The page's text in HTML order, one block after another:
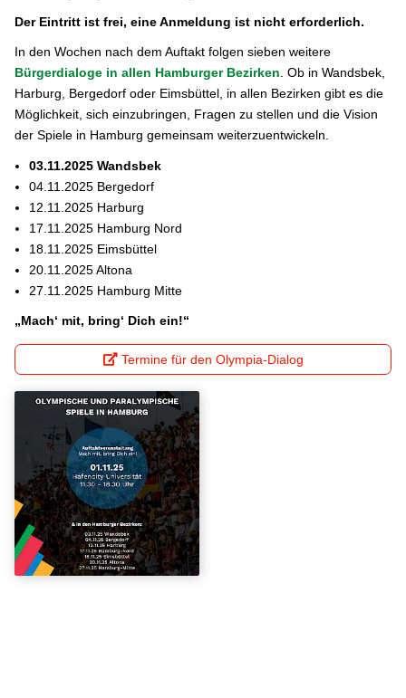
Der Eintritt ist frei, eine Anmeldung ist nicht erforderlich.
In den Wochen nach dem Auftakt folgen sieben weitere
Bürgerdialoge in allen Hamburger Bezirken. Ob in Wandsbek,
Harburg, Bergedorf oder Eimsbüttel, in allen Bezirken gibt es die
Möglichkeit, sich einzubringen, Fragen zu stellen und die Vision
der Spiele in Hamburg gemeinsam weiterzuentwickeln.
03.11.2025 Wandsbek
04.11.2025 Bergedorf
12.11.2025 Harburg
17.11.2025 Hamburg Nord
18.11.2025 Eimsbüttel
20.11.2025 Altona
27.11.2025 Hamburg Mitte
„Mach‘ mit, bring‘ Dich ein!“
Termine für den Olympia-Dialog